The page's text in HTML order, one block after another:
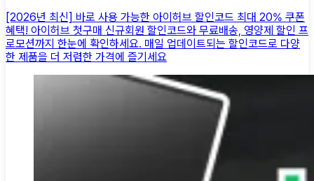
[2026년 최신] 바로 사용 가능한 아이허브 할인코드 최대 20% 쿠폰
혜택! 아이허브 첫구매 신규회원 할인코드와 무료배송, 영양제 할인 프
로모션까지 한눈에 확인하세요. 매일 업데이트되는 할인코드로 다양
한 제품을 더 저렴한 가격에 즐기세요